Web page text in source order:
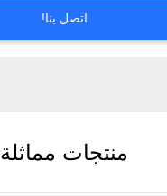
اتصل بنا!
منتجات مماثلة